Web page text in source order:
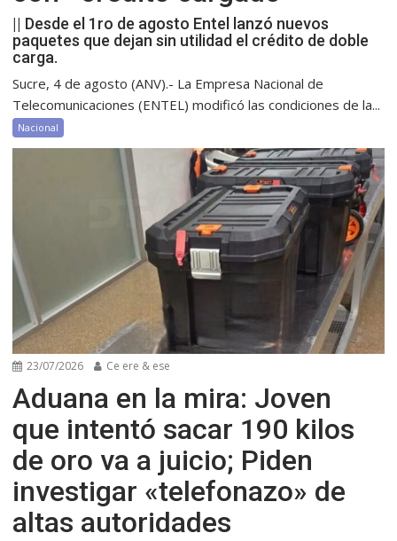
|| Desde el 1ro de agosto Entel lanzó nuevos
paquetes que dejan sin utilidad el crédito de doble
carga.
Sucre, 4 de agosto (ANV).- La Empresa Nacional de
Telecomunicaciones (ENTEL) modificó las condiciones de la...
Nacional
23/07/2026 Ce ere & ese
Aduana en la mira: Joven
que intentó sacar 190 kilos
de oro va a juicio; Piden
investigar «telefonazo» de
altas autoridades